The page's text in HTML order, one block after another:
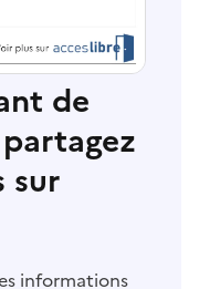
de
sur
informations